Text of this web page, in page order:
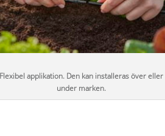
Flexibel applikation. Den kan installeras över eller
under marken.